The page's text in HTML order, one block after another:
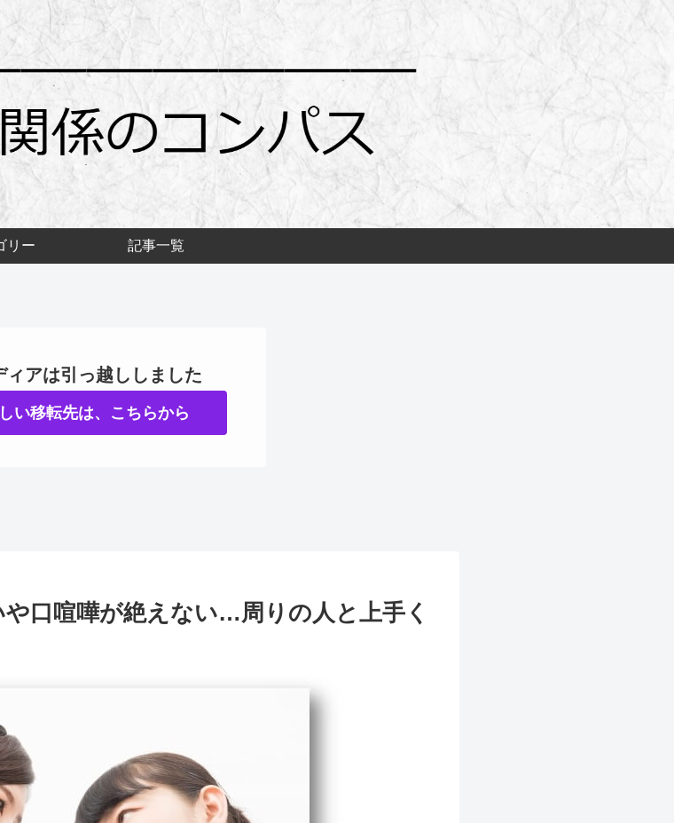
リー 記事一覧
ィアは引っ越ししました
い移転先は、こちらから
口喧嘩が絶えない…周りの人と上手く